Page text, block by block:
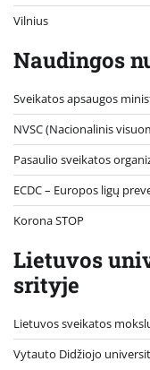
Vilnius
Naudingos
Sveikatos apsaugos
NVSC (Nacionalinis
Pasaulio sveikatos
ECDC – Europos ligų
Korona STOP
Lietuvos
srityje
Lietuvos sveikatos
Vytauto Didžiojo